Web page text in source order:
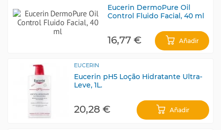
Eucerin DermoPure Oil
Control Fluido Facial, 40 ml
16,77 € Añadir
EUCERIN
Eucerin pH5 Loção Hidratante Ultra-
Leve, 1L.
20,28 € Añadir